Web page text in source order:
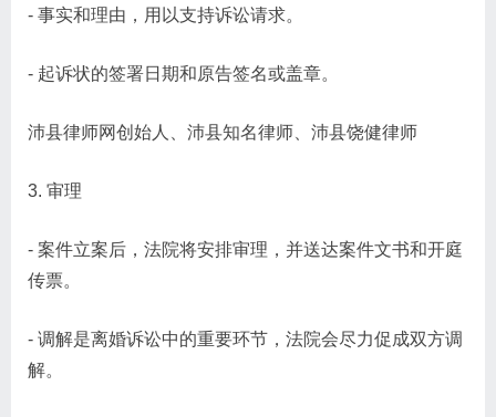
- 事实和理由，用以支持诉讼请求。
- 起诉状的签署日期和原告签名或盖章。
沛县律师网创始人、沛县知名律师、沛县饶健律师
3. 审理
- 案件立案后，法院将安排审理，并送达案件文书和开庭
传票。
- 调解是离婚诉讼中的重要环节，法院会尽力促成双方调
解。